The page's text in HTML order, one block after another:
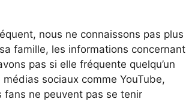
nous ne connaissons pas plus
famille, les informations concernant
pas si elle fréquente quelqu’un
sociaux comme YouTube,
fans ne peuvent pas se tenir